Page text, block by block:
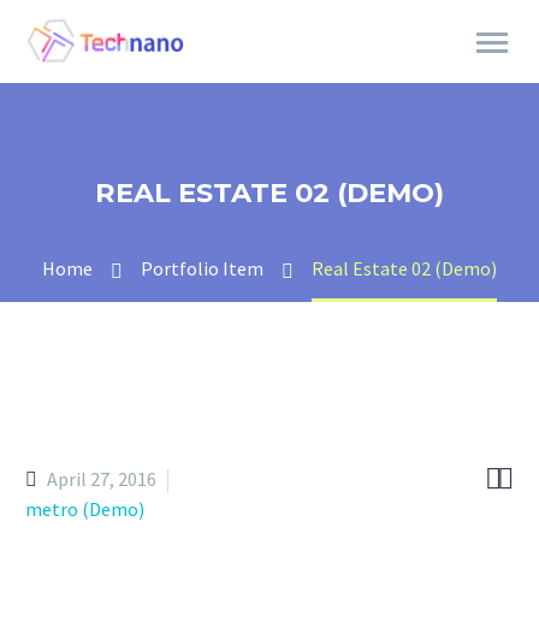
REAL ESTATE 02 (DEMO)
Home Portfolio Item Real Estate 02 (Demo)

April 27, 2016
metro (Demo)